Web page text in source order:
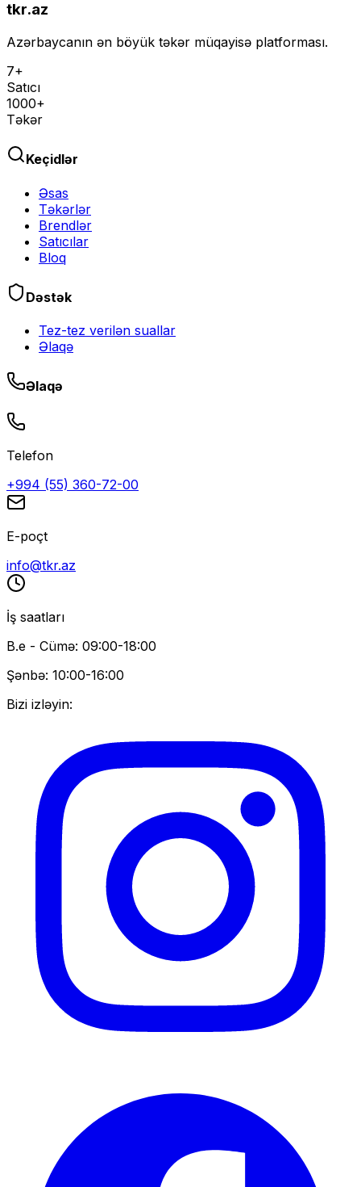
tkr.az
Azərbaycanın ən böyük təkər müqayisə platforması.
7+
Satıcı
1000+
Təkər
Keçidlər
Əsas
Təkərlər
Brendlər
Satıcılar
Bloq
Dəstək
Tez-tez verilən suallar
Əlaqə
Əlaqə
Telefon
+994 (55) 360-72-00
E-poçt
info@tkr.az
İş saatları
B.e - Cümə: 09:00-18:00
Şənbə: 10:00-16:00
Bizi izləyin: